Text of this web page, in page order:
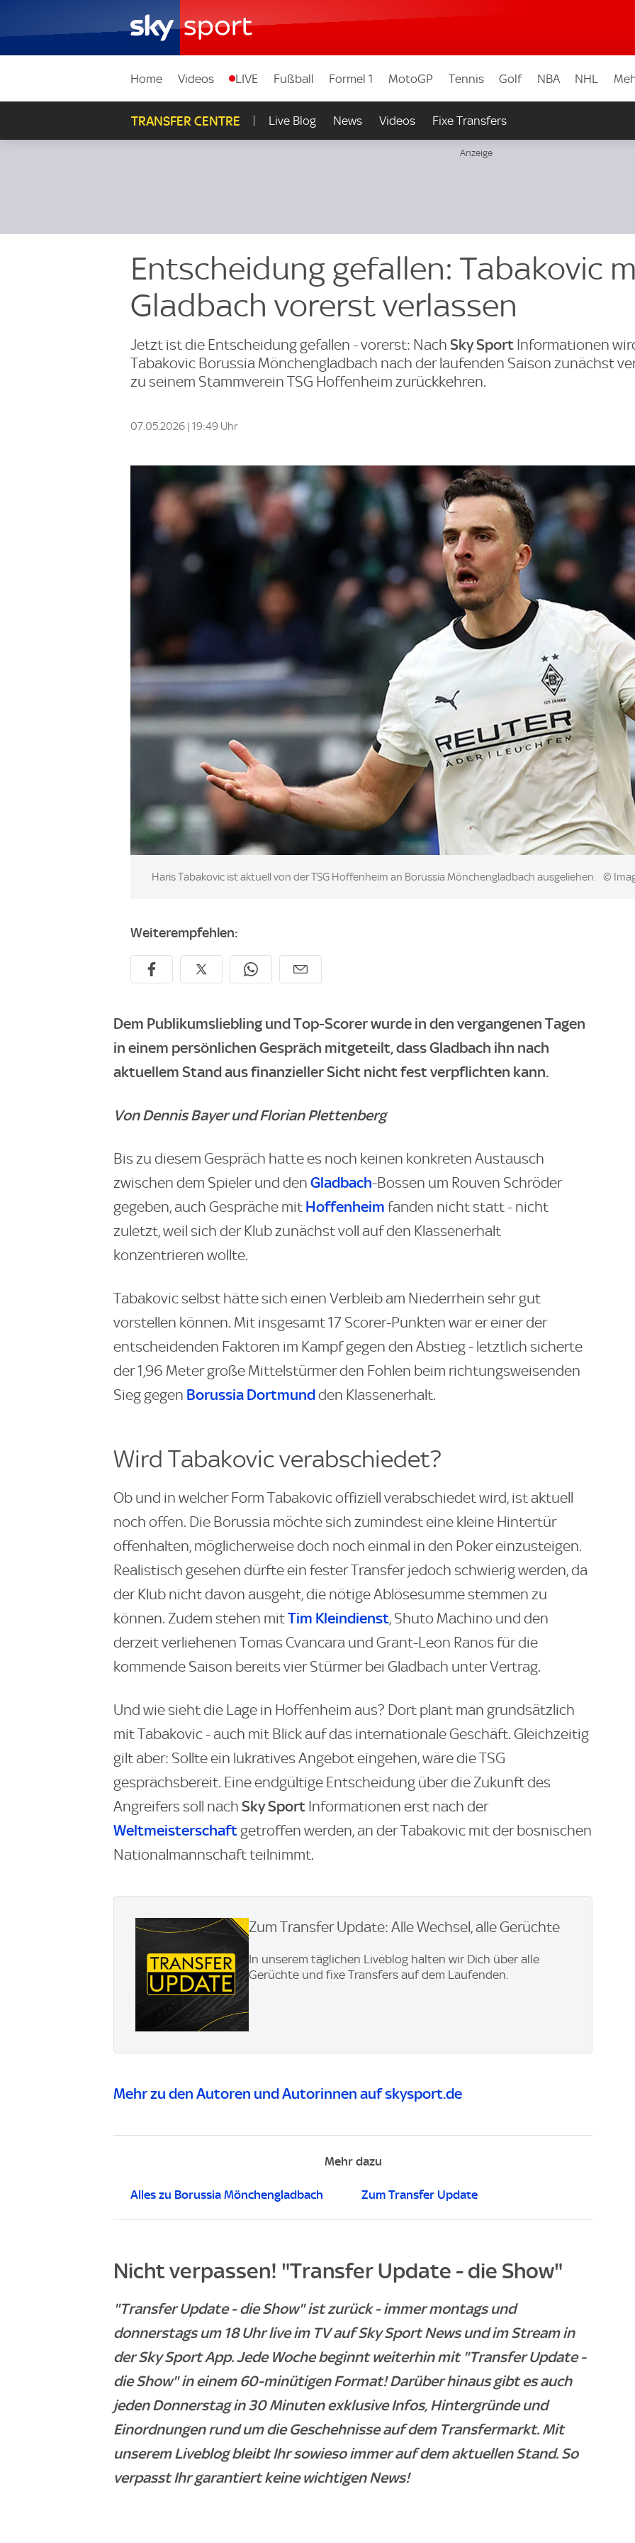
Home Videos LIVE Fußball Formel 1 MotoGP Tennis Golf NBA NHL
TRANSFER CENTRE Live Blog News Videos Fixe Transfers
Entscheidung gefallen: Tabakovic
Gladbach vorerst verlassen
Jetzt ist die Entscheidung gefallen - vorerst: Nach Sky Sport Informationen
Tabakovic Borussia Mönchengladbach nach der laufenden Saison zunächst
zu seinem Stammverein TSG Hoffenheim zurückkehren.
07.05.2026 | 19:49 Uhr
Image:
Haris Tabakovic ist aktuell von der TSG Hoffenheim an Borussia Mönchengladbach ausgeliehen. ©
Weiterempfehlen:
Dem Publikumsliebling und Top-Scorer wurde in den vergangenen Tagen
in einem persönlichen Gespräch mitgeteilt, dass Gladbach ihn nach
aktuellem Stand aus finanzieller Sicht nicht fest verpflichten kann.
Von Dennis Bayer und Florian Plettenberg
Bis zu diesem Gespräch hatte es noch keinen konkreten Austausch
zwischen dem Spieler und den Gladbach-Bossen um Rouven Schröder
gegeben, auch Gespräche mit Hoffenheim fanden nicht statt - nicht
zuletzt, weil sich der Klub zunächst voll auf den Klassenerhalt
konzentrieren wollte.
Tabakovic selbst hätte sich einen Verbleib am Niederrhein sehr gut
vorstellen können. Mit insgesamt 17 Scorer-Punkten war er einer der
entscheidenden Faktoren im Kampf gegen den Abstieg - letztlich sicherte
der 1,96 Meter große Mittelstürmer den Fohlen beim richtungsweisenden
Sieg gegen Borussia Dortmundden Klassenerhalt.
Wird Tabakovic verabschiedet?
Ob und in welcher Form Tabakovic offiziell verabschiedet wird, ist aktuell
noch offen. Die Borussia möchte sich zumindest eine kleine Hintertür
offenhalten, möglicherweise doch noch einmal in den Poker einzusteigen.
Realistisch gesehen dürfte ein fester Transfer jedoch schwierig werden, da
der Klub nicht davon ausgeht, die nötige Ablösesumme stemmen zu
können. Zudem stehen mitTim Kleindienst, Shuto Machino und den
derzeit verliehenen Tomas Cvancara und Grant-Leon Ranos für die
kommende Saison bereits vier Stürmer bei Gladbach unter Vertrag.
Und wie sieht die Lage in Hoffenheim aus? Dort plant man grundsätzlich
mit Tabakovic - auch mit Blick auf das internationale Geschäft. Gleichzeitig
gilt aber: Sollte ein lukratives Angebot eingehen, wäre die TSG
gesprächsbereit. Eine endgültige Entscheidung über die Zukunft des
Angreifers soll nach Sky Sport Informationen erst nach der
Weltmeisterschaft getroffen werden, an der Tabakovic mit der bosnischen
Nationalmannschaft teilnimmt.
Zum Transfer Update: Alle Wechsel, alle Gerüchte
In unserem täglichen Liveblog halten wir Dich über alle
Gerüchte und fixe Transfers auf dem Laufenden.
Mehr zu den Autoren und Autorinnen auf skysport.de
Mehr dazu
Alles zu Borussia Mönchengladbach Zum Transfer Update
Nicht verpassen! "Transfer Update - die Show"
"Transfer Update - die Show" ist zurück - immer montags und
donnerstags um 18 Uhr live im TV auf Sky Sport News und im Stream in
der Sky Sport App. Jede Woche beginnt weiterhin mit "Transfer Update -
die Show" in einem 60-minütigen Format! Darüber hinaus gibt es auch
jeden Donnerstag in 30 Minuten exklusive Infos, Hintergründe und
Einordnungen rund um die Geschehnisse auf dem Transfermarkt. Mit
unserem Liveblog bleibt Ihr sowieso immer auf dem aktuellen Stand. So
verpasst Ihr garantiert keine wichtigen News!